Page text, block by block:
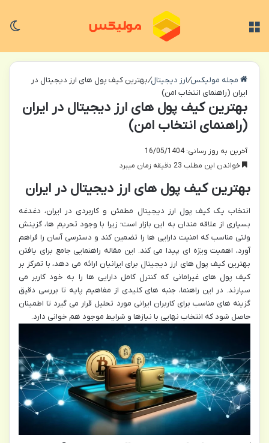
مجله مولیکس/ارز دیجیتال/بهترین کیف پول های ارز دیجیتال در
ایران (راهنمای انتخاب امن)
بهترین کیف پول های ارز دیجیتال در ایران
(راهنمای انتخاب امن)
آخرین به روز رسانی: 16/05/1404
خواندن این مطلب 23 دقیقه زمان میبرد
بهترین کیف پول های ارز دیجیتال در ایران
انتخاب یک کیف پول ارز دیجیتال مطمئن و کاربردی در ایران، دغدغه
بسیاری از علاقه مندان به این بازار است؛ زیرا با وجود تحریم ها، گزینش
ولتی مناسب که امنیت دارایی ها را تضمین کند و دسترسی آسان را فراهم
آورد، اهمیت ویژه ای پیدا می کند. این مقاله راهنمایی جامع برای یافتن
بهترین کیف پول های ارز دیجیتال برای ایرانیان ارائه می دهد، با تمرکز بر
کیف پول های غیرامانی که کنترل کامل دارایی ها را به خود کاربر می
سپارند. در این راهنما، جنبه های کلیدی از مفاهیم پایه تا بررسی دقیق
گزینه های مناسب برای کاربران ایرانی مورد تحلیل قرار می گیرد تا اطمینان
حاصل شود که انتخاب نهایی با نیازها و شرایط موجود هم خوانی دارد.